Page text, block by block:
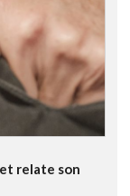
relate son